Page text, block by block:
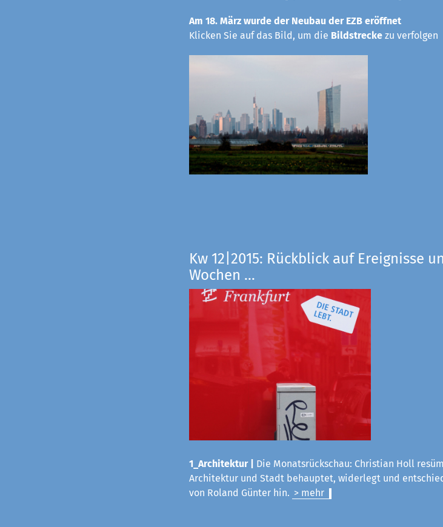
Am 18. März wurde der Neubau der EZB eröffnet
Klicken Sie auf das Bild, um die Bildstrecke zu verfolgen
Kw 12|2015: Rückblick auf Ereignisse
Wochen ...
1_Architektur|
Die Monatsrückschau: Christian Holl
Architektur und Stadt behauptet, widerlegt und
von Roland Günter hin. > mehr